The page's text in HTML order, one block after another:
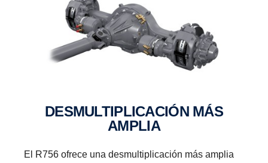
DESMUL­TI­PLI­CA­CIÓN MÁS
AMPLIA
El R756 ofrece una desmultiplicación más amplia